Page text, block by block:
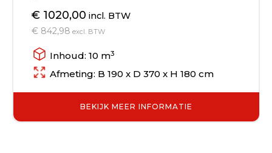
€ 1020,00 incl. BTW
€ 842,98 excl. BTW
Inhoud: 10 m3
Afmeting: B 190 x D 370 x H 180 cm
BEKIJK MEER INFORMATIE